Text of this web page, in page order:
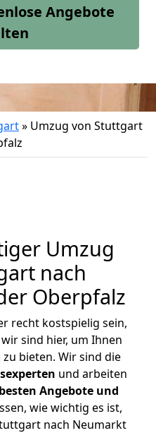
Angebote
» Umzug von Stuttgart
Umzug
nach
Oberpfalz
recht kostspielig sein,
sind hier, um Ihnen
zu bieten. Wir sind die
und arbeiten
Angebote und
wie wichtig es ist,
nach Neumarkt